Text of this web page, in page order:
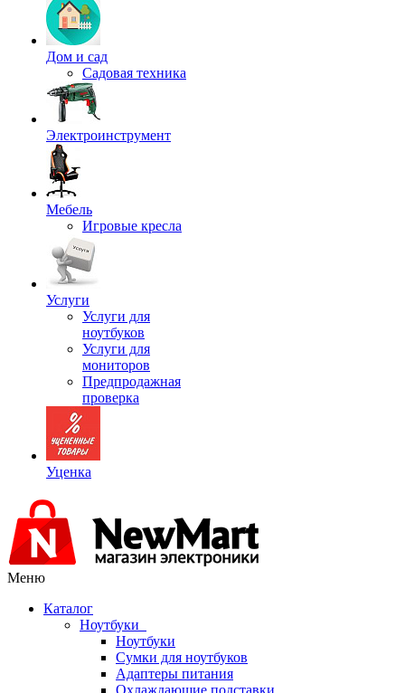
Дом и сад
Садовая техника
Электроинструмент
Мебель
Игровые кресла
Услуги
Услуги для
ноутбуков
Услуги для
мониторов
Предпродажная
проверка
Уценка
Меню
Каталог
Ноутбуки
Ноутбуки
Сумки для ноутбуков
Адаптеры питания
Охлаждающие подставки